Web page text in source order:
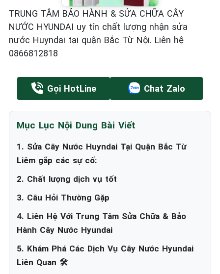
TRUNG TÂM BẢO HÀNH & SỬA CHỮA CÂY
NƯỚC HYUNDAI uy tín chất lượng nhận sửa
nước Huyndai tại quận Bắc Từ Nội. Liên hệ
0866812818
Gọi HotLine Chat Zalo
Mục Lục Nội Dung Bài Viết
1. Sửa Cây Nước Huyndai Tại Quận Bắc Từ
Liêm gắp các sự cố:
2. Chất lượng dịch vụ tốt
3. Câu Hỏi Thường Gặp
4. Liên Hệ Với Trung Tâm Sửa Chữa & Bảo
Hành Cây Nước Hyundai
5. Khám Phá Các Dịch Vụ Cây Nước Hyundai
Liên Quan 🛠️